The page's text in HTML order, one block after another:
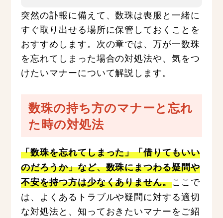
突然の訃報に備えて、数珠は喪服と一緒に
すぐ取り出せる場所に保管しておくことを
おすすめします。次の章では、万が一数珠
を忘れてしまった場合の対処法や、気をつ
けたいマナーについて解説します。
数珠の持ち方のマナーと忘れ
た時の対処法
「数珠を忘れてしまった」「借りてもいい
のだろうか」など、数珠にまつわる疑問や
不安を持つ方は少なくありません。ここで
は、よくあるトラブルや疑問に対する適切
な対処法と、知っておきたいマナーをご紹